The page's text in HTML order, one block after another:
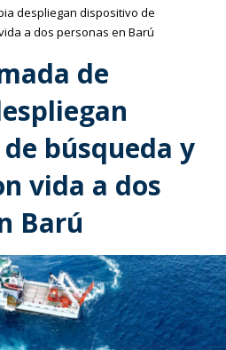
despliegan dispositivo de
a dos personas en Barú
de
búsqueda y
vida a dos
Barú